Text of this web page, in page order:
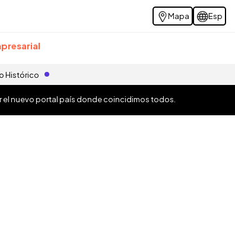
Mapa Esp
Histórico
el nuevo portal país donde coincidimos todos.